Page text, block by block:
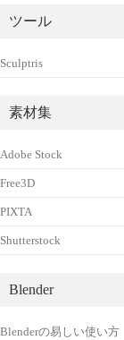
ツール
Sculptris
素材集
Adobe Stock
Free3D
PIXTA
Shutterstock
Blender
Blenderの易しい使い方